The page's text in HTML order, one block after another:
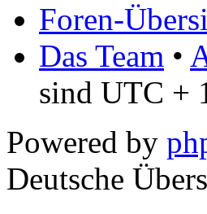
Foren-
Das Team •
sind UTC +
Powered by
Deutsche